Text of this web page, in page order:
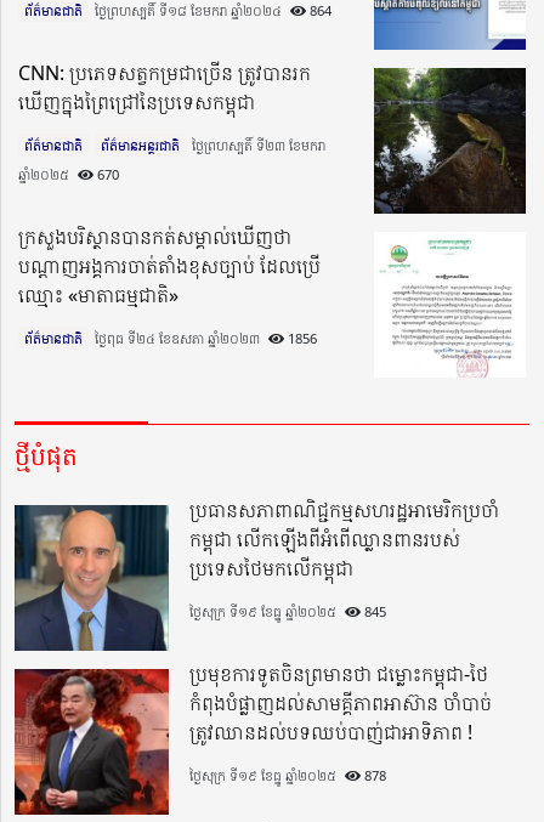
ព័ត៌មានជាតិ ថ្ងៃព្រហស្បតិ៍ ទី១៨ ខែមករា ឆ្នាំ២០២៤​ 864
CNN: ប្រភេទសត្វកម្រជាច្រើន ត្រូវបានរក
ឃើញក្នុងព្រៃជ្រៅនៃប្រទេសកម្ពុជា
ព័ត៌មានជាតិ ព័ត៌មានអន្តរជាតិ
ថ្ងៃព្រហស្បតិ៍ ទី២៣ ខែមករា
ឆ្នាំ២០២៥​
670
ក្រសួងបរិស្ថានបានកត់សម្គាល់ឃើញថា
បណ្តាញអង្គការចាត់តាំងខុសច្បាប់ ដែលប្រើ
ឈ្មោះ «មាតាធម្មជាតិ»
ព័ត៌មានជាតិ ថ្ងៃពុធ ទី២៤ ខែឧសភា ឆ្នាំ២០២៣​ 1856
ថ្មីបំផុត
ប្រធានសភាពាណិជ្ជកម្មសហរដ្ឋអាមេរិកប្រចាំ
កម្ពុជា លើកឡើងពីអំពើឈ្លានពានរបស់
ប្រទេសថៃមកលើកម្ពុជា
ថ្ងៃសុក្រ ទី១៩ ខែធ្នូ ឆ្នាំ២០២៥ 845
ប្រមុខការទូតចិនព្រមានថា ជម្លោះកម្ពុជា-ថៃ
កំពុងបំផ្លាញដល់សាមគ្គីភាពអាស៊ាន ចាំបាច់
ត្រូវឈានដល់បទឈប់បាញ់ជាអាទិភាព !
ថ្ងៃសុក្រ ទី១៩ ខែធ្នូ ឆ្នាំ២០២៥ 878